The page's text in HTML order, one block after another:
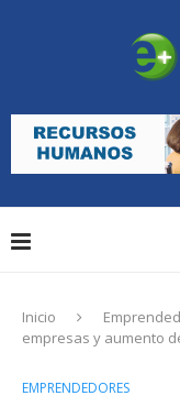
Inicio
empresas y aumento
EMPRENDEDORES